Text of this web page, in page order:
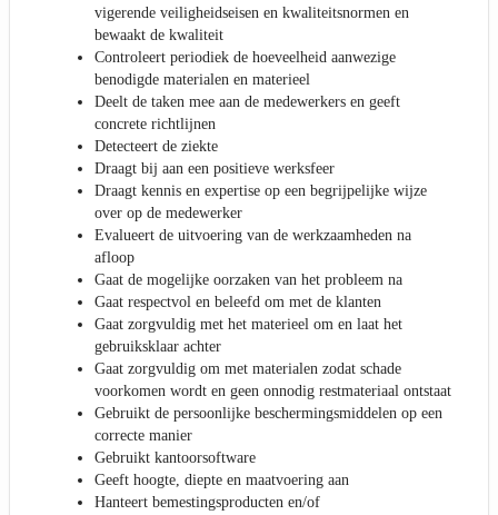
vigerende veiligheidseisen en kwaliteitsnormen en
bewaakt de kwaliteit
Controleert periodiek de hoeveelheid aanwezige
benodigde materialen en materieel
Deelt de taken mee aan de medewerkers en geeft
concrete richtlijnen
Detecteert de ziekte
Draagt bij aan een positieve werksfeer
Draagt kennis en expertise op een begrijpelijke wijze
over op de medewerker
Evalueert de uitvoering van de werkzaamheden na
afloop
Gaat de mogelijke oorzaken van het probleem na
Gaat respectvol en beleefd om met de klanten
Gaat zorgvuldig met het materieel om en laat het
gebruiksklaar achter
Gaat zorgvuldig om met materialen zodat schade
voorkomen wordt en geen onnodig restmateriaal ontstaat
Gebruikt de persoonlijke beschermingsmiddelen op een
correcte manier
Gebruikt kantoorsoftware
Geeft hoogte, diepte en maatvoering aan
Hanteert bemestingsproducten en/of